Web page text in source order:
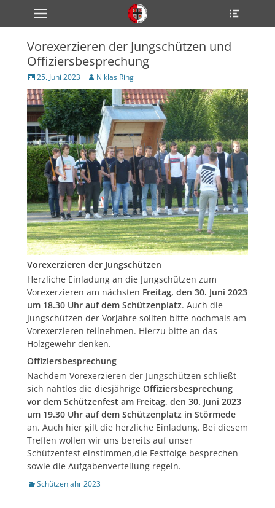
zum
Inhalt
Primärmenü
Vorexerzieren der Jungschützen und
Offiziersbesprechung
Veröffentlicht
am
25. Juni 2023 Author
Niklas Ring
Vorexerzieren der Jungschützen
Herzliche Einladung an die Jungschützen zum
Vorexerzieren am nächsten Freitag, den 30. Juni 2023
um 18.30 Uhr auf dem Schützenplatz. Auch die
Jungschützen der Vorjahre sollten bitte nochmals am
Vorexerzieren teilnehmen. Hierzu bitte an das
Holzgewehr denken.
Offiziersbesprechung
Nachdem Vorexerzieren der Jungschützen schließt
sich nahtlos die diesjährige Offiziersbesprechung
vor dem Schützenfest am Freitag, den 30. Juni 2023
um 19.30 Uhr auf dem Schützenplatz in Störmede
an. Auch hier gilt die herzliche Einladung. Bei diesem
Treffen wollen wir uns bereits auf unser
Schützenfest einstimmen,die Festfolge besprechen
sowie die Aufgabenverteilung regeln.
Kategorien
Schützenjahr 2023